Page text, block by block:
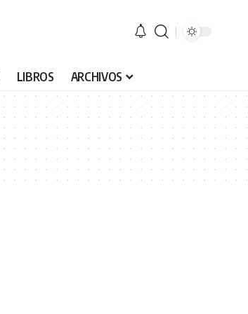
LIBROS ARCHIVOS